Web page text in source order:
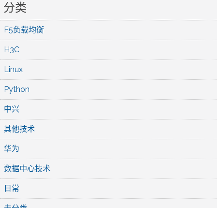
分类
F5负载均衡
H3C
Linux
Python
中兴
其他技术
华为
数据中心技术
日常